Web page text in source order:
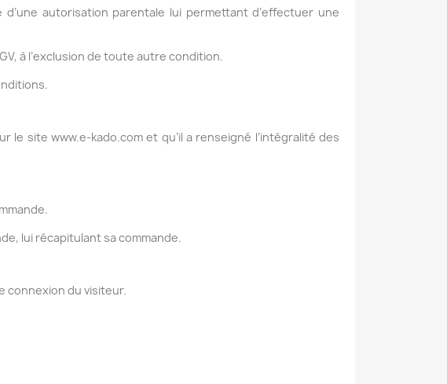
autorisation parentale lui permettant d’effectuer une
à l’exclusion de toute autre condition.
site www.e-kado.com et qu’il a renseigné l’intégralité des
lui récapitulant sa commande.
connexion du visiteur.